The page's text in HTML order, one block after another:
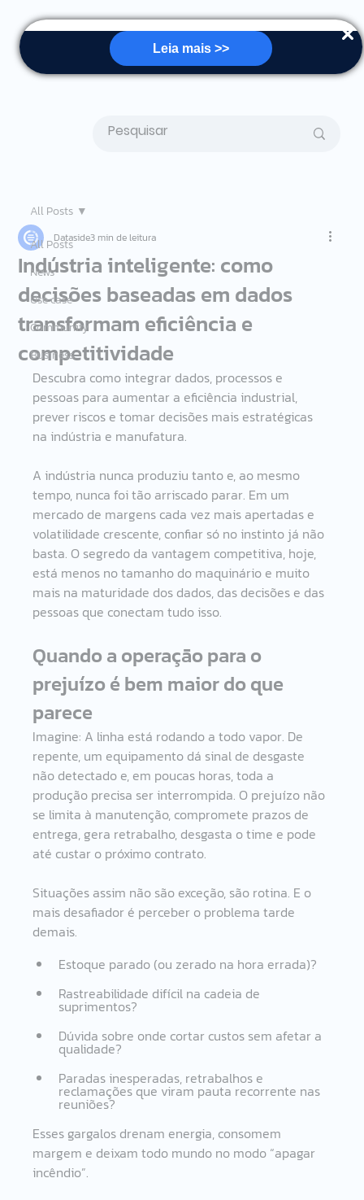
Leia mais >>
All Posts
News
Use case
Community
Business
All Posts
Indústria inteligente: como
decisões baseadas em dados
transformam eficiência e
competitividade
Dataside3 min de leitura
Descubra como integrar dados, processos e
pessoas para aumentar a eficiência industrial,
prever riscos e tomar decisões mais estratégicas
na indústria e manufatura.
A indústria nunca produziu tanto e, ao mesmo
tempo, nunca foi tão arriscado parar. Em um
mercado de margens cada vez mais apertadas e
volatilidade crescente, confiar só no instinto já não
basta. O segredo da vantagem competitiva, hoje,
está menos no tamanho do maquinário e muito
mais na maturidade dos dados, das decisões e das
pessoas que conectam tudo isso.
Quando a operação para o
prejuízo é bem maior do que
parece
Imagine: A linha está rodando a todo vapor. De
repente, um equipamento dá sinal de desgaste
não detectado e, em poucas horas, toda a
produção precisa ser interrompida. O prejuízo não
se limita à manutenção, compromete prazos de
entrega, gera retrabalho, desgasta o time e pode
até custar o próximo contrato.
Situações assim não são exceção, são rotina. E o
mais desafiador é perceber o problema tarde
demais.
Estoque parado (ou zerado na hora errada)?
Rastreabilidade difícil na cadeia de
suprimentos?
Dúvida sobre onde cortar custos sem afetar a
qualidade?
Paradas inesperadas, retrabalhos e
reclamações que viram pauta recorrente nas
reuniões?
Esses gargalos drenam energia, consomem
margem e deixam todo mundo no modo “apagar
incêndio”.